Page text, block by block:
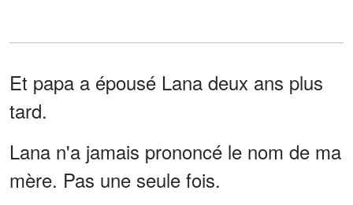
Et papa a épousé Lana deux ans plus
tard.
Lana n'a jamais prononcé le nom de ma
mère. Pas une seule fois.